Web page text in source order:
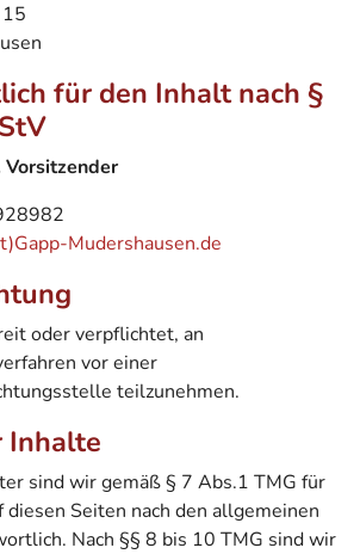
für den Inhalt nach §
Vorsitzender
Mudershausen.de
oder verpflichtet, an
vor einer
teilzunehmen.
Inhalte
sind wir gemäß § 7 Abs.1 TMG für
diesen Seiten nach den allgemeinen
Nach §§ 8 bis 10 TMG sind wir